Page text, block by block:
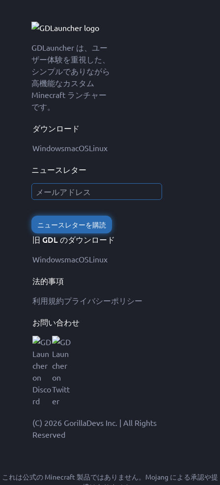
GDLauncher は、ユー
ザー体験を重視した、
シンプルでありながら
高機能なカスタム
Minecraft ランチャー
です。
ダウンロード
WindowsmacOSLinux
ニュースレター
ニュースレターを購読
旧 GDL のダウンロード
WindowsmacOSLinux
法的事項
利用規約プライバシーポリシー
お問い合わせ
(C) 2026 GorillaDevs Inc. | All Rights
Reserved
これは公式の Minecraft 製品ではありません。Mojang による承認や提